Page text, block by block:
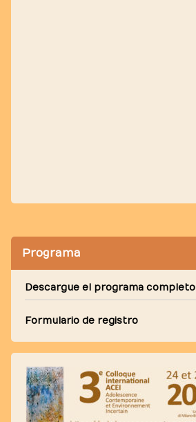
Programa
Descargue el programa completo
Formulario de registro